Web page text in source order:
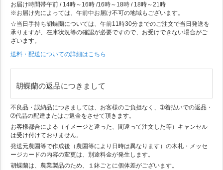
お届け時間帯午前 / 14時～16時 /16時～18時 / 18時～21時
※お届け先によっては、午前中お届け不可の地域もございます。
☆当日手持ち胡蝶蘭については、午前11時30分までのご注文で当日発送を
承りますが、在庫状況等の確認が必要ですので、お受けできない場合がご
ざいます。
送料・配送についての詳細はこちら
胡蝶蘭の返品につきまして
不良品・誤納品につきましては、お客様のご負担なく、➀着払いでの返品・
➁代品の配達またはご返金をさせて頂きます。
お客様都合による（イメージと違った、間違って注文した等）キャンセル
は受け付けておりません。
発送元農園等で作成後（農園等により日時は異なります）の木札・メッセ
ージカードの内容の変更は、別途料金が発生します。
胡蝶蘭は、農業製品のため、１鉢ごとに個体差がございます。